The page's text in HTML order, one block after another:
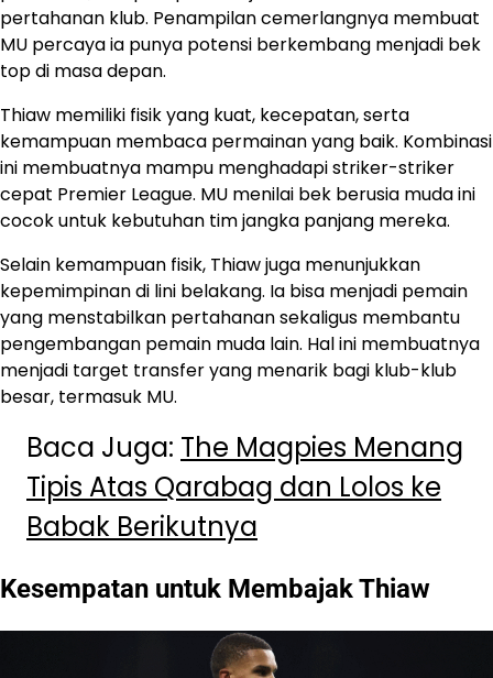
pertahanan klub. Penampilan cemerlangnya membuat
MU percaya ia punya potensi berkembang menjadi bek
top di masa depan.
Thiaw memiliki fisik yang kuat, kecepatan, serta
kemampuan membaca permainan yang baik. Kombinasi
ini membuatnya mampu menghadapi striker-striker
cepat Premier League. MU menilai bek berusia muda ini
cocok untuk kebutuhan tim jangka panjang mereka.
Selain kemampuan fisik, Thiaw juga menunjukkan
kepemimpinan di lini belakang. Ia bisa menjadi pemain
yang menstabilkan pertahanan sekaligus membantu
pengembangan pemain muda lain. Hal ini membuatnya
menjadi target transfer yang menarik bagi klub-klub
besar, termasuk MU.
Baca Juga: The Magpies Menang
Tipis Atas Qarabag dan Lolos ke
Babak Berikutnya
Kesempatan untuk Membajak Thiaw